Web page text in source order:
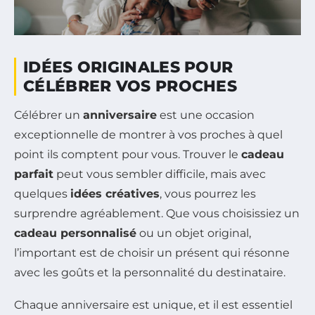
IDÉES ORIGINALES POUR
CÉLÉBRER VOS PROCHES
Célébrer un anniversaire est une occasion
exceptionnelle de montrer à vos proches à quel
point ils comptent pour vous. Trouver le cadeau
parfait peut vous sembler difficile, mais avec
quelques idées créatives, vous pourrez les
surprendre agréablement. Que vous choisissiez un
cadeau personnalisé ou un objet original,
l’important est de choisir un présent qui résonne
avec les goûts et la personnalité du destinataire.
Chaque anniversaire est unique, et il est essentiel